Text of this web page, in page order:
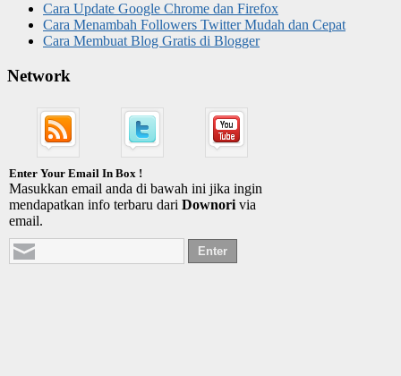
Cara Update Google Chrome dan Firefox
Cara Menambah Followers Twitter Mudah dan Cepat
Cara Membuat Blog Gratis di Blogger
Network
Enter Your Email In Box !
Masukkan email anda di bawah ini jika ingin
mendapatkan info terbaru dari Downori via
email.